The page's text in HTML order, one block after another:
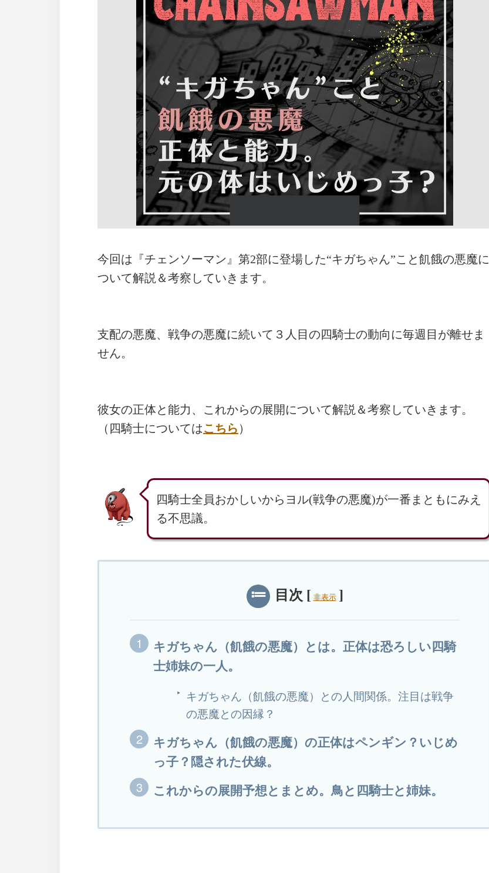
今回は『チェンソーマン』第2部に登場した“キガちゃん”こと飢餓の悪魔に
ついて解説＆考察していきます。
支配の悪魔、戦争の悪魔に続いて３人目の四騎士の動向に毎週目が離せま
せん。
彼女の正体と能力、これからの展開について解説＆考察していきます。
（四騎士についてはこちら ）
四騎士全員おかしいからヨル(戦争の悪魔)が一番まともにみえ
る不思議。
目次 [ 非表示 ]
キガちゃん（飢餓の悪魔）とは。正体は恐ろしい四騎
士姉妹の一人。
キガちゃん（飢餓の悪魔）との人間関係。注目は戦争
の悪魔との因縁？
キガちゃん（飢餓の悪魔）の正体はペンギン？いじめ
っ子？隠された伏線。
これからの展開予想とまとめ。鳥と四騎士と姉妹。